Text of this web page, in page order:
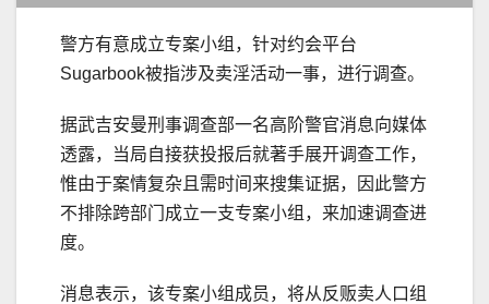
警方有意成立专案小组，针对约会平台
Sugarbook被指涉及卖淫活动一事，进行调查。
据武吉安曼刑事调查部一名高阶警官消息向媒体
透露，当局自接获投报后就著手展开调查工作，
惟由于案情复杂且需时间来搜集证据，因此警方
不排除跨部门成立一支专案小组，来加速调查进
度。
消息表示，该专案小组成员，将从反贩卖人口组